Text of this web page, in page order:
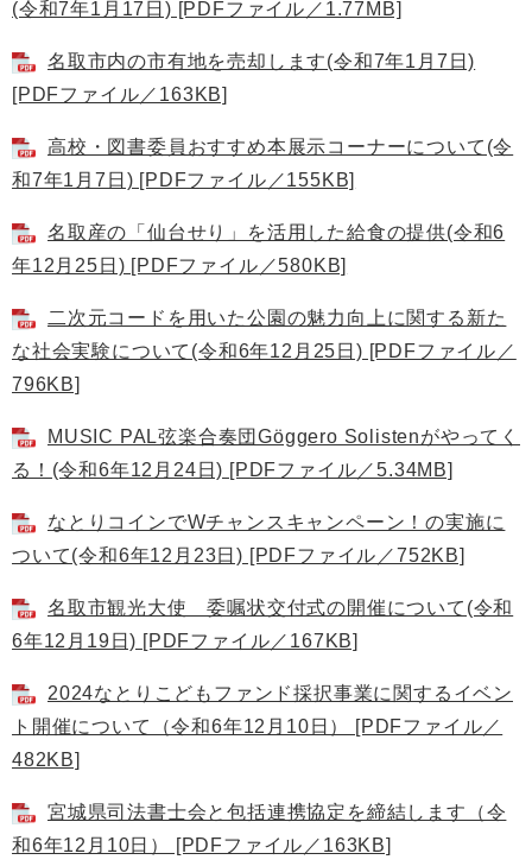
(令和7年1月17日) [PDFファイル／1.77MB]
名取市内の市有地を売却します(令和7年1月7日)
[PDFファイル／163KB]
高校・図書委員おすすめ本展示コーナーについて(令
和7年1月7日) [PDFファイル／155KB]
名取産の「仙台せり」を活用した給食の提供(令和6
年12月25日) [PDFファイル／580KB]
二次元コードを用いた公園の魅力向上に関する新た
な社会実験について(令和6年12月25日) [PDFファイル／
796KB]
MUSIC PAL弦楽合奏団Göggero Solistenがやってく
る！(令和6年12月24日) [PDFファイル／5.34MB]
なとりコインでWチャンスキャンペーン！の実施に
ついて(令和6年12月23日) [PDFファイル／752KB]
名取市観光大使 委嘱状交付式の開催について(令和
6年12月19日) [PDFファイル／167KB]
2024なとりこどもファンド採択事業に関するイベン
ト開催について（令和6年12月10日） [PDFファイル／
482KB]
宮城県司法書士会と包括連携協定を締結します（令
和6年12月10日） [PDFファイル／163KB]